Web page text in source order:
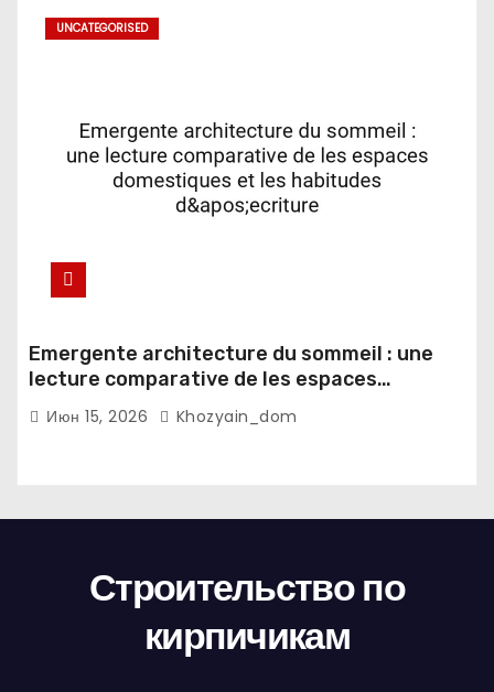
UNCATEGORISED
Emergente architecture du sommeil : une
lecture comparative de les espaces
domestiques et les habitudes d'ecriture
Июн 15, 2026 Khozyain_dom
Строительство по
кирпичикам